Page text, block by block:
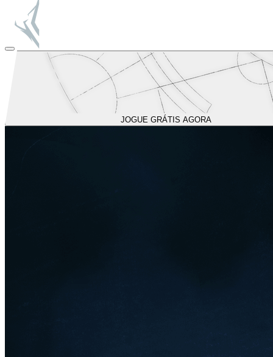
JOGUE GRÁTIS AGORA